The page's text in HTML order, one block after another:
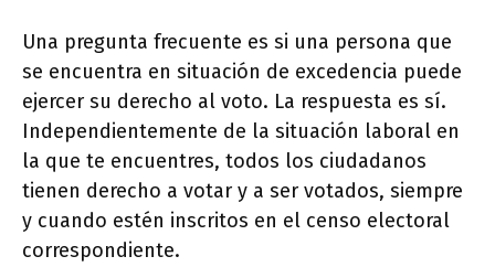
Una pregunta frecuente es si una persona que
se encuentra en situación de excedencia puede
ejercer su derecho al voto. La respuesta es sí.
Independientemente de la situación laboral en
la que te encuentres, todos los ciudadanos
tienen derecho a votar y a ser votados, siempre
y cuando estén inscritos en el censo electoral
correspondiente.